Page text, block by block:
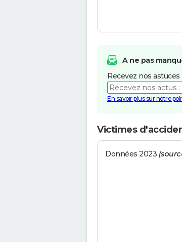
A ne pas
Recevez nos
En savoir plus sur notre
Victimes
Données 2023